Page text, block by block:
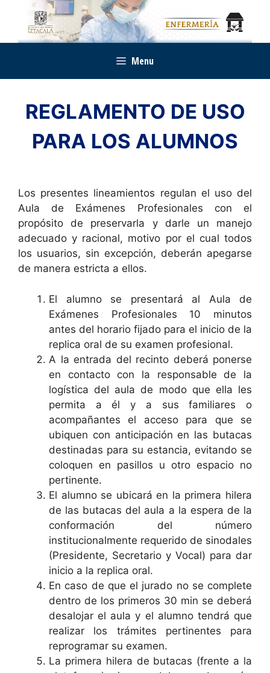
contenido
Menu
REGLAMENTO DE USO
PARA LOS ALUMNOS
Los presentes lineamientos regulan el uso del
Aula de Exámenes Profesionales con el
propósito de preservarla y darle un manejo
adecuado y racional, motivo por el cual todos
los usuarios, sin excepción, deberán apegarse
de manera estricta a ellos.
El alumno se presentará al Aula de
Exámenes Profesionales 10 minutos
antes del horario fijado para el inicio de la
replica oral de su examen profesional.
A la entrada del recinto deberá ponerse
en contacto con la responsable de la
logística del aula de modo que ella les
permita a él y a sus familiares o
acompañantes el acceso para que se
ubiquen con anticipación en las butacas
destinadas para su estancia, evitando se
coloquen en pasillos u otro espacio no
pertinente.
El alumno se ubicará en la primera hilera
de las butacas del aula a la espera de la
conformación del número
institucionalmente requerido de sinodales
(Presidente, Secretario y Vocal) para dar
inicio a la replica oral.
En caso de que el jurado no se complete
dentro de los primeros 30 min se deberá
desalojar el aula y el alumno tendrá que
realizar los trámites pertinentes para
reprogramar su examen.
La primera hilera de butacas (frente a la